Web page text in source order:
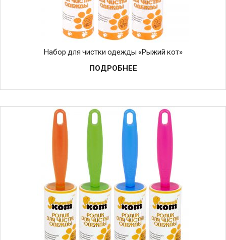
Набор для чистки одежды «Рыжий кот»
ПОДРОБНЕЕ